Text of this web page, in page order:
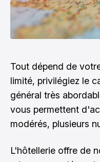
Tout dépend de
limité, privilégiez le
général très
vous permettent
modérés, plusieurs
L'hôtellerie offre de